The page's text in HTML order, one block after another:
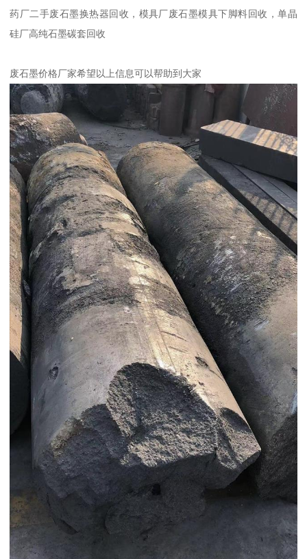
药厂二手废石墨换热器回收，模具厂废石墨模具下脚料回收，单晶
硅厂高纯石墨碳套回收
废石墨价格厂家希望以上信息可以帮助到大家